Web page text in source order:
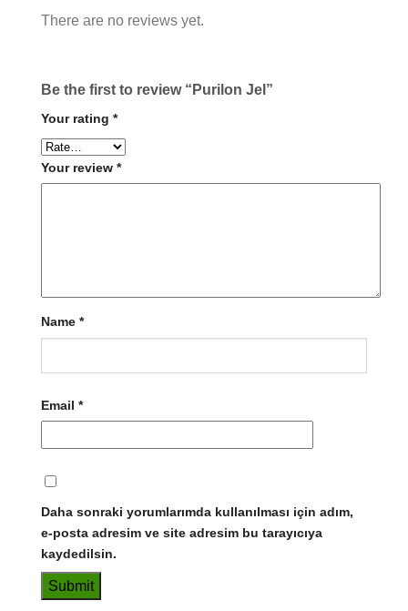
There are no reviews yet.
Be the first to review “Purilon Jel”
Your rating *
Your review *
Name *
Email *
Daha sonraki yorumlarımda kullanılması için adım,
e-posta adresim ve site adresim bu tarayıcıya
kaydedilsin.